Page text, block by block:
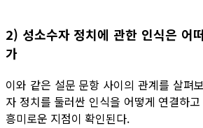
2) 성소수자 정치에 관한 인식은 어
가
이와 같은 설문 문항 사이의 관계를 살펴
자 정치를 둘러싼 인식을 어떻게 연결하
흥미로운 지점이 확인된다.